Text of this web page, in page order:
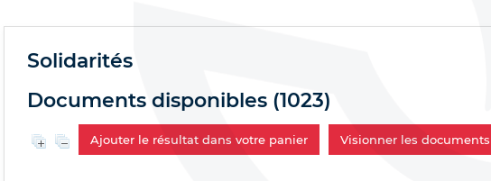
Solidarités
Documents disponibles (1023)
Ajouter le résultat dans votre panier Visionner les